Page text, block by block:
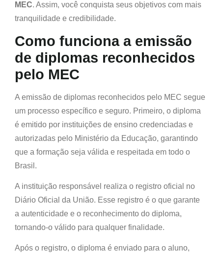
MEC. Assim, você conquista seus objetivos com mais
tranquilidade e credibilidade.
Como funciona a emissão
de diplomas reconhecidos
pelo MEC
A emissão de diplomas reconhecidos pelo MEC segue
um processo específico e seguro. Primeiro, o diploma
é emitido por instituições de ensino credenciadas e
autorizadas pelo Ministério da Educação, garantindo
que a formação seja válida e respeitada em todo o
Brasil.
A instituição responsável realiza o registro oficial no
Diário Oficial da União. Esse registro é o que garante
a autenticidade e o reconhecimento do diploma,
tornando-o válido para qualquer finalidade.
Após o registro, o diploma é enviado para o aluno,